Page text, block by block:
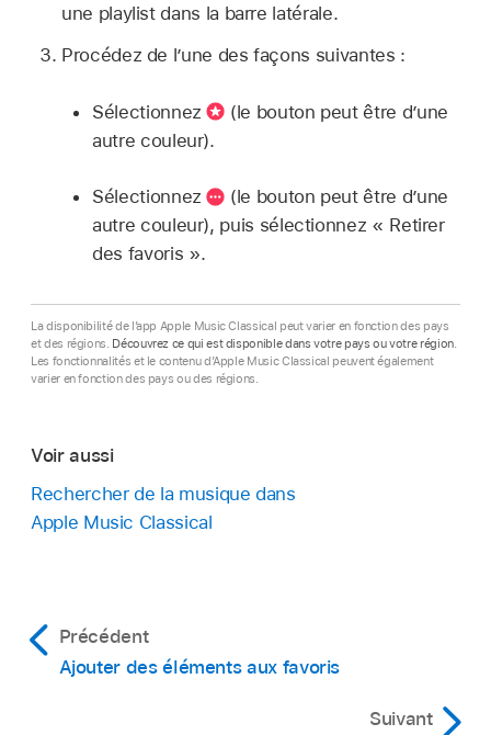
une playlist dans la barre latérale.
Procédez de l’une des façons suivantes :
Sélectionnez
(le bouton peut être d’une
autre couleur).
Sélectionnez
(le bouton peut être d’une
autre couleur), puis sélectionnez « Retirer
des favoris ».
La disponibilité de l’app Apple Music Classical peut varier en fonction des pays
et des régions. Découvrez ce qui est disponible dans votre pays ou votre région.
Les fonctionnalités et le contenu d’Apple Music Classical peuvent également
varier en fonction des pays ou des régions.
Voir aussi
Rechercher de la musique dans
Apple Music Classical
Précédent
Ajouter des éléments aux favoris
Suivant